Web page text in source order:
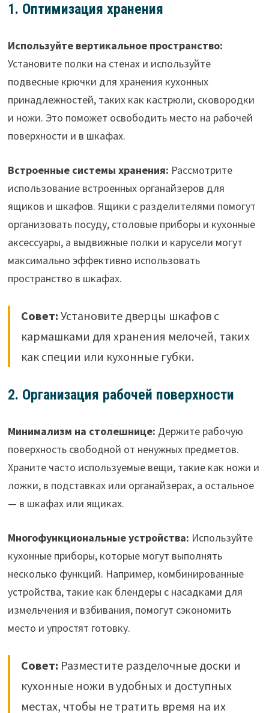
1. Оптимизация хранения
Используйте вертикальное пространство:
Установите полки на стенах и используйте
подвесные крючки для хранения кухонных
принадлежностей, таких как кастрюли, сковородки
и ножи. Это поможет освободить место на рабочей
поверхности и в шкафах.
Встроенные системы хранения: Рассмотрите
использование встроенных органайзеров для
ящиков и шкафов. Ящики с разделителями помогут
организовать посуду, столовые приборы и кухонные
аксессуары, а выдвижные полки и карусели могут
максимально эффективно использовать
пространство в шкафах.
Совет: Установите дверцы шкафов с
кармашками для хранения мелочей, таких
как специи или кухонные губки.
2. Организация рабочей поверхности
Минимализм на столешнице: Держите рабочую
поверхность свободной от ненужных предметов.
Храните часто используемые вещи, такие как ножи и
ложки, в подставках или органайзерах, а остальное
— в шкафах или ящиках.
Многофункциональные устройства: Используйте
кухонные приборы, которые могут выполнять
несколько функций. Например, комбинированные
устройства, такие как блендеры с насадками для
измельчения и взбивания, помогут сэкономить
место и упростят готовку.
Совет: Разместите разделочные доски и
кухонные ножи в удобных и доступных
местах, чтобы не тратить время на их